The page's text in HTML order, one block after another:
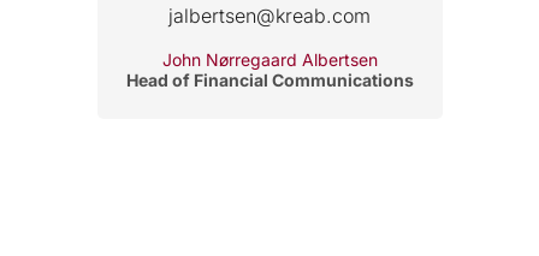
jalbertsen@kreab.com
John Nørregaard Albertsen
Head of Financial Communications